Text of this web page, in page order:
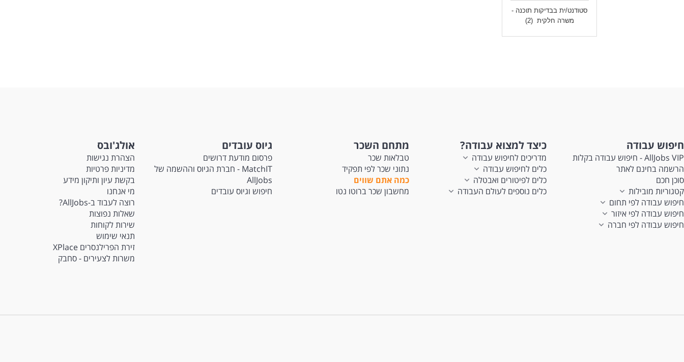
סטודנט/ית בבדיקות תוכנה -
משרה חלקית (2)
חיפוש עבודה
AllJobs VIP - חיפוש עבודה בקלות
הרשמה בחינם לאתר
סוכן חכם
קטגוריות מובילות
חיפוש עבודה לפי תחום
חיפוש עבודה לפי איזור
חיפוש עבודה לפי חברה
כיצד למצוא עבודה?
מדריכים לחיפוש עבודה
כלים לחיפוש עבודה
כלים לפיטורים ואבטלה
כלים נוספים לעולם העבודה
מתחם השכר
טבלאות שכר
נתוני שכר לפי תפקיד
כמה אתם שווים
מחשבון שכר ברוטו נטו
גיוס עובדים
פרסום מודעת דרושים
MatchIT - חברת הגיוס וההשמה של
AllJobs
חיפוש וגיוס עובדים
אולג'ובס
הצהרת נגישות
מדיניות פרטיות
בקשת עיון ותיקון מידע
מי אנחנו
רוצה לעבוד ב-AllJobs?
שאלות נפוצות
שירות לקוחות
תנאי שימוש
זירת הפרילנסרים XPlace
משרות לצעירים - סחבק